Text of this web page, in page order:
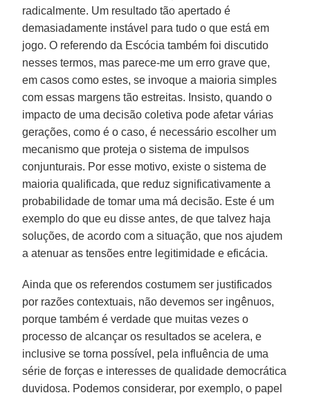
radicalmente. Um resultado tão apertado é
demasiadamente instável para tudo o que está em
jogo. O referendo da Escócia também foi discutido
nesses termos, mas parece-me um erro grave que,
em casos como estes, se invoque a maioria simples
com essas margens tão estreitas. Insisto, quando o
impacto de uma decisão coletiva pode afetar várias
gerações, como é o caso, é necessário escolher um
mecanismo que proteja o sistema de impulsos
conjunturais. Por esse motivo, existe o sistema de
maioria qualificada, que reduz significativamente a
probabilidade de tomar uma má decisão. Este é um
exemplo do que eu disse antes, de que talvez haja
soluções, de acordo com a situação, que nos ajudem
a atenuar as tensões entre legitimidade e eficácia.
Ainda que os referendos costumem ser justificados
por razões contextuais, não devemos ser ingênuos,
porque também é verdade que muitas vezes o
processo de alcançar os resultados se acelera, e
inclusive se torna possível, pela influência de uma
série de forças e interesses de qualidade democrática
duvidosa. Podemos considerar, por exemplo, o papel